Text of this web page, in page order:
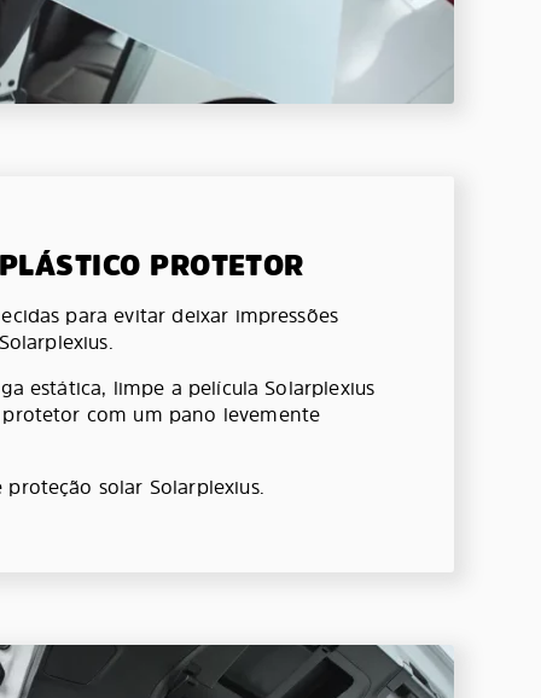
PROTETOR
para evitar deixar impressões
estática, limpe a película Solarplexius
com um pano levemente
solar Solarplexius.